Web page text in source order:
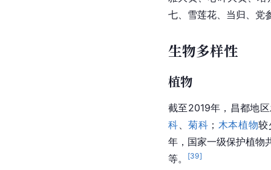
七、 雪莲花 、当归、 党
生物多样性
植物
截至2019年，昌都地
科 、菊科 ； 木本植物较
年，国家一级保护植物
等。
[39]